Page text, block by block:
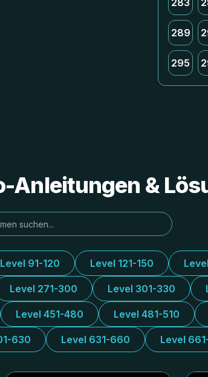
283
289
295
Anleitungen &
Level 91-120 Level 121-150
Level 271-300 Level 301-330
Level 451-480 Level 481-510
630 Level 631-660 Level